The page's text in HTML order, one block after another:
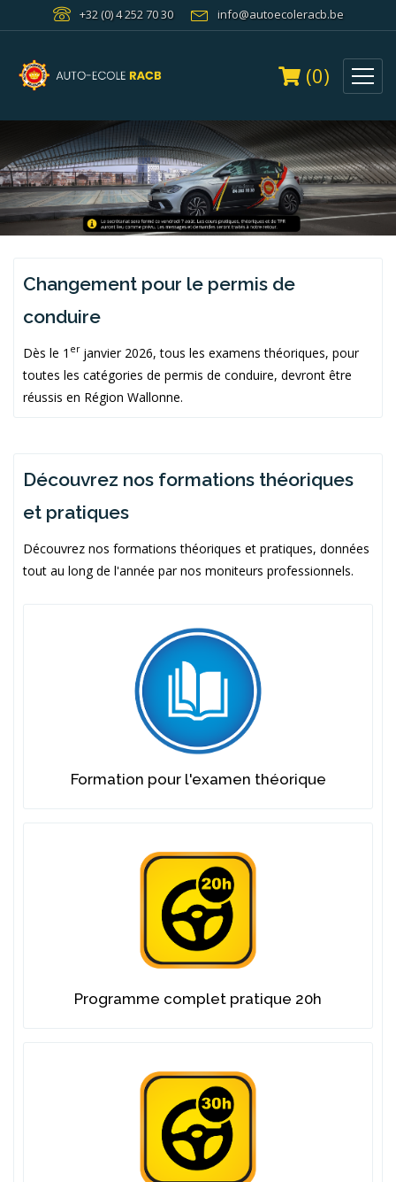
+32 (0) 4 252 70 30 info@autoecoleracb.be
(0)
Changement pour le permis de
conduire
Dès le 1 erjanvier 2026, tous les examens théoriques, pour
toutes les catégories de permis de conduire, devront être
réussis en Région Wallonne.
Découvrez nos formations théoriques
et pratiques
Découvrez nos formations théoriques et pratiques, données
tout au long de l'année par nos moniteurs professionnels.
Formation pour l'examen théorique
Programme complet pratique 20h